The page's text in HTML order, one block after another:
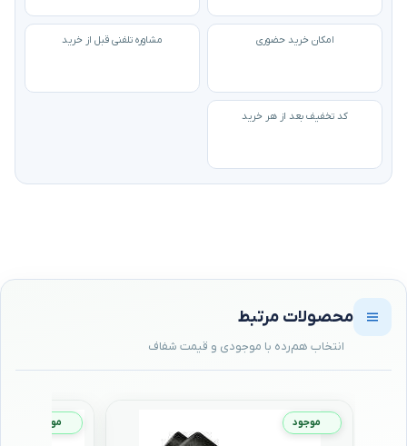
امکان خرید حضوری مشاوره تلفنی قبل از خرید
کد تخفیف بعد از هر خرید
محصولات مرتبط
موجود موجود